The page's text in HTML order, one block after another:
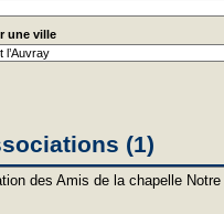
une ville
(1)
des Amis de la chapelle